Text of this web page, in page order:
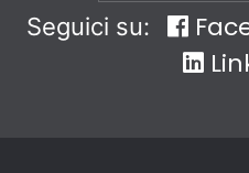
Seguici su: